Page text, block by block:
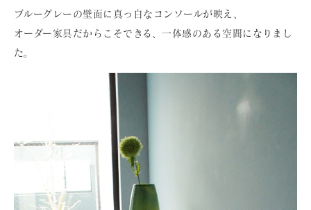
ブルーグレーの壁面に真っ白なコンソールが映え、
オーダー家具だからこそできる、一体感のある空間になりまし
た。